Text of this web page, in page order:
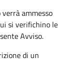
ammesso
si verifichino le
Avviso.
di un